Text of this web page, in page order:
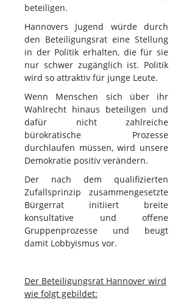
beteiligen.
Hannovers Jugend würde durch
den Beteiligungsrat eine Stellung
in der Politik erhalten, die für sie
nur schwer zugänglich ist. Politik
wird so attraktiv für junge Leute.
Wenn Menschen sich über ihr
Wahlrecht hinaus beteiligen und
dafür nicht zahlreiche
bürokratische Prozesse
durchlaufen müssen, wird unsere
Demokratie positiv verändern.
Der nach dem qualifizierten
Zufallsprinzip zusammengesetzte
Bürgerrat initiiert breite
konsultative und offene
Gruppenprozesse und beugt
damit Lobbyismus vor.
Der Beteiligungsrat Hannover wird
wie folgt gebildet: